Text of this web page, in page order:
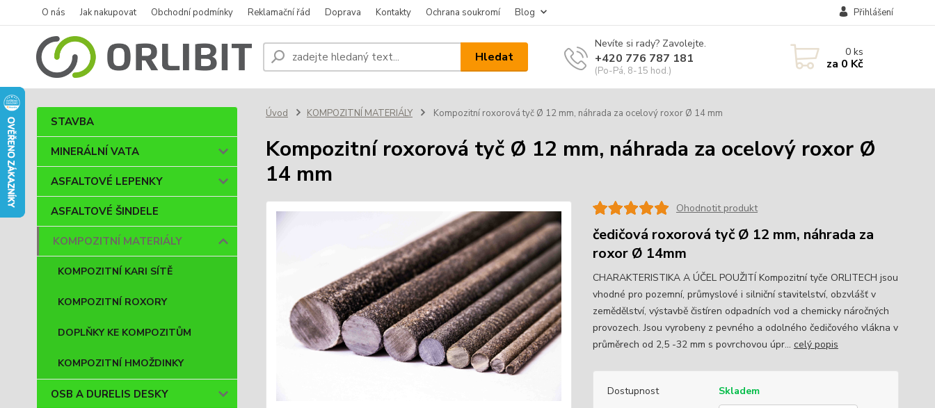
O nás Jak nakupovat Obchodní podmínky Reklamační řád Doprava Kontakty Ochrana soukromí Blog Přihlášení
Hledat
Nevíte si rady? Zavolejte.
+420 776 787 181
(Po-Pá, 8-15 hod.)
0ks
za 0 Kč
STAVBA
MINERÁLNÍ VATA
ASFALTOVÉ LEPENKY
ASFALTOVÉ ŠINDELE
KOMPOZITNÍ MATERIÁLY
KOMPOZITNÍ KARI SÍTĚ
KOMPOZITNÍ ROXORY
DOPLŇKY KE KOMPOZITŮM
KOMPOZITNÍ HMOŽDINKY
OSB A DURELIS DESKY
Úvod KOMPOZITNÍ MATERIÁLY Kompozitní roxorová tyč Ø 12 mm, náhrada za ocelový roxor Ø 14 mm
Kompozitní roxorová tyč Ø 12 mm, náhrada za ocelový roxor Ø
14 mm
Ohodnotit produkt
čedičová roxorová tyč Ø 12 mm, náhrada za
roxor Ø 14mm
CHARAKTERISTIKA A ÚČEL POUŽITÍ Kompozitní tyče ORLITECH jsou
vhodné pro pozemní, průmyslové i silniční stavitelství, obzvlášť v
zemědělství, výstavbě čistíren odpadních vod a chemicky náročných
provozech. Jsou vyrobeny z pevného a odolného čedičového vlákna v
průměrech od 2,5 -32 mm s povrchovou úpr... celý popis
Dostupnost
Skladem